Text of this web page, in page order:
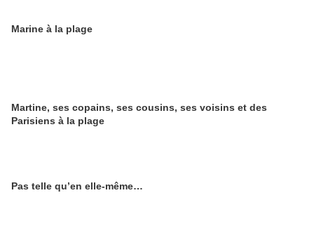
Marine à la plage
Martine, ses copains, ses cousins, ses voisins et des
Parisiens à la plage
Pas telle qu’en elle-même…